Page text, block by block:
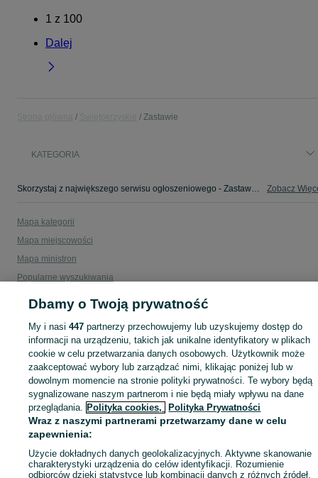
1 z 100
Dalej
Zastawie
KATEGORIA
Skorzystaj z największego serwisu ogłoszeniowego - Zastawie i okolice! Kupuj to, czego pragniesz i sprzedawaj to, czego już nie potrzebujesz! Zobacz
Mapa kategorii
Mapa miejscowości
Mapa ministron
Popularne wyszukiwania
Dbamy o Twoją prywatność
My i nasi447 partnerzy przechowujemy lub uzyskujemy dostęp do
informacji na urządzeniu, takich jak unikalne identyfikatory w plikach
cookie w celu przetwarzania danych osobowych. Użytkownik może
zaakceptować wybory lub zarządzać nimi, klikając poniżej lub w
dowolnym momencie na stronie polityki prywatności. Te wybory będą
sygnalizowane naszym partnerom i nie będą miały wpływu na dane
przeglądania. Polityka cookies, Polityka Prywatności
Wraz z naszymi partnerami przetwarzamy dane w celu
zapewnienia:
Użycie dokładnych danych geolokalizacyjnych. Aktywne skanowanie
charakterystyki urządzenia do celów identyfikacji. Rozumienie
odbiorców dzięki statystyce lub kombinacji danych z różnych źródeł.